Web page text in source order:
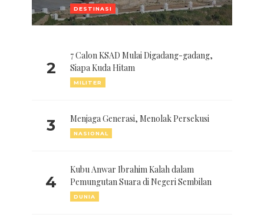
DESTINASI
2
7 Calon KSAD Mulai Digadang-gadang,
Siapa Kuda Hitam
MILITER
3 Menjaga Generasi, Menolak Persekusi
NASIONAL
4
Kubu Anwar Ibrahim Kalah dalam
Pemungutan Suara di Negeri Sembilan
DUNIA